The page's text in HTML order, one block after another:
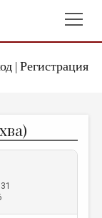
| Регистрация